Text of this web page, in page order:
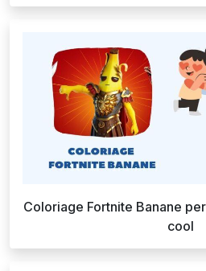
Coloriage Fortnite Banane
cool